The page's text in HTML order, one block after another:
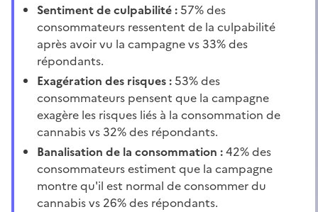
Sentiment de culpabilité : 57% des
consommateurs ressentent de la culpabilité
après avoir vu la campagne vs 33% des
répondants.
Exagération des risques : 53% des
consommateurs pensent que la campagne
exagère les risques liés à la consommation de
cannabis vs 32% des répondants.
Banalisation de la consommation :42% des
consommateurs estiment que la campagne
montre qu'il est normal de consommer du
cannabis vs 26% des répondants.